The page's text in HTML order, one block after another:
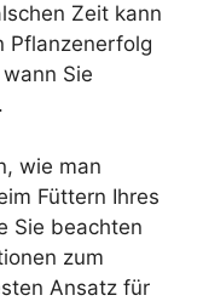
Zeit kann
Pflanzenerfolg
Sie
wie man
Füttern Ihres
Sie beachten
zum
Ansatz für